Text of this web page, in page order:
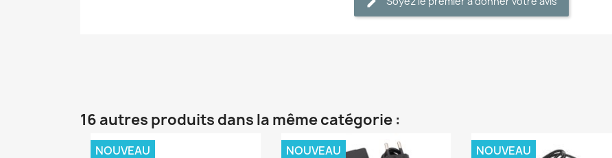
16 autres produits dans la même catégorie :
NOUVEAU NOUVEAU NOUVEAU